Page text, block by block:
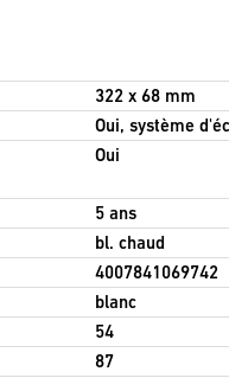
322 x 68 mm
Oui, système
Oui
5 ans
bl. chaud
4007841069742
blanc
54
87